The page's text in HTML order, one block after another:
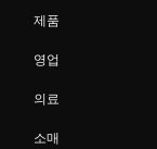
제품
영업
의료
소매